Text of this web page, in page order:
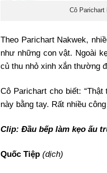
Cô Parichart
Theo Parichart Nakwek,
như những con vật. Ngoài
củ thu nhỏ xinh xắn thường
Cô Parichart cho biết:
này bằng tay. Rất nhiều
Clip: Đầu bếp làm kẹo ấu
Quốc Tiệp (dịch)